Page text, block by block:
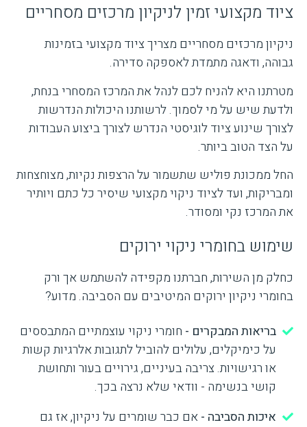
ציוד מקצועי זמין לניקיון מרכזים מסחריים
ניקיון מרכזים מסחריים מצריך ציוד מקצועי בזמינות
גבוהה, ודאגה מתמדת לאספקה סדירה.
מטרתנו היא להניח לכם לנהל את המרכז המסחרי בנחת,
ולדעת שיש על מי לסמוך. לרשותנו היכולות הנדרשות
לצורך שינוע ציוד לוגיסטי הנדרש לצורך ביצוע העבודות
על הצד הטוב ביותר.
החל ממכונת פוליש שתשמור על הרצפות נקיות, מצוחצחות
ומבריקות, ועד לציוד ניקוי מקצועי שיסיר כל כתם ויותיר
את המרכז נקי ומסודר.
שימוש בחומרי ניקוי ירוקים
כחלק מן השירות, חברתנו מקפידה להשתמש אך ורק
בחומרי ניקיון ירוקים המיטיבים עם הסביבה. מדוע?
בריאות המבקרים - חומרי ניקוי עוצמתיים המתבססים
על כימיקלים, עלולים להוביל לתגובות אלרגיות קשות
או רגישויות. צריבה בעיניים, גירויים בעור ותחושת
קושי בנשימה - וודאי שלא נרצה בכך.
איכות הסביבה -אם כבר שומרים על ניקיון, אז גם